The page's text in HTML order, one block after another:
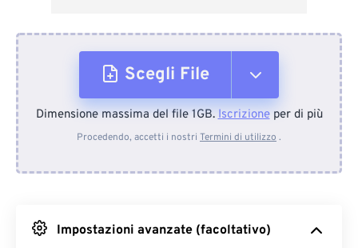
Scegli File
Dal dispositivo
Da Google Drive
Dimensione massima del file 1GB.Iscrizioneper di più
Procedendo, accetti i nostri Termini di utilizzo .
Impostazioni avanzate (facoltativo)